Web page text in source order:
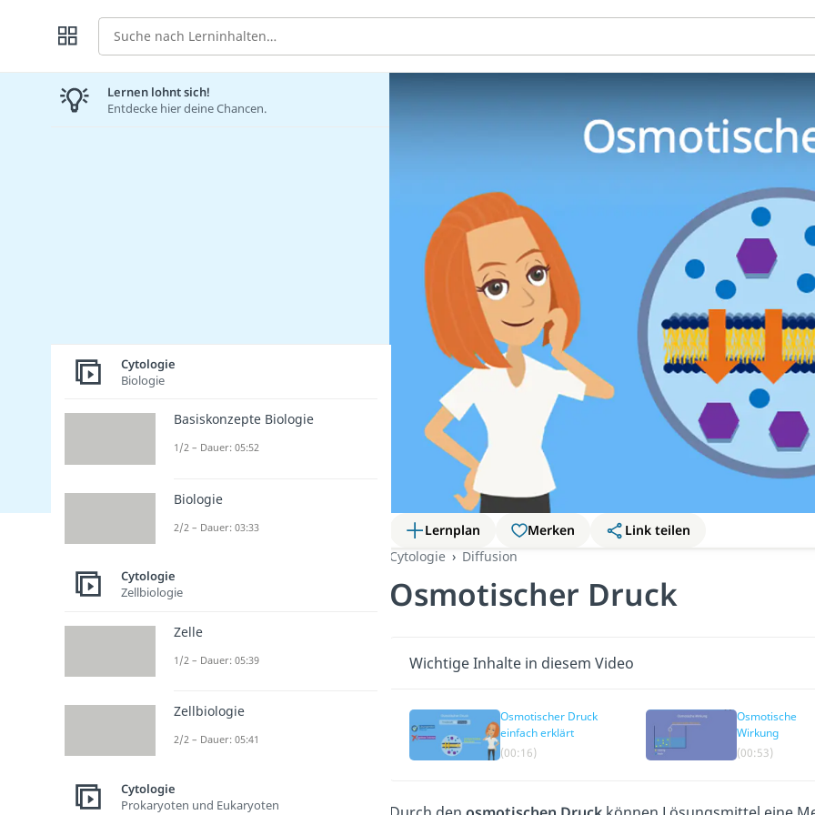
Suche
Lernplan Merken
Link teilen
Cytologie
Diffusion
Osmotischer Druck
Wichtige Inhalte in diesem Video
Osmotischer Druck
einfach erklärt
(00:16)
Osmotische
Wirkung
(00:53)
Lernen lohnt sich!
Entdecke hier deine Chancen.
Cytologie
Biologie
Basiskonzepte Biologie
1/2 – Dauer: 05:52
Biologie
2/2 – Dauer: 03:33
Cytologie
Zellbiologie
Zelle
1/2 – Dauer: 05:39
Zellbiologie
2/2 – Dauer: 05:41
Cytologie
Prokaryoten und Eukaryoten